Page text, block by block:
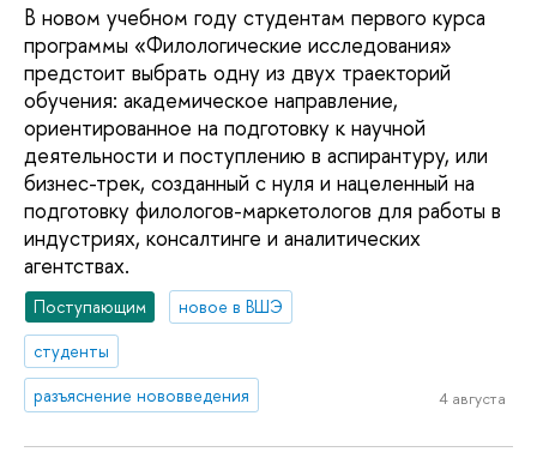
В новом учебном году студентам первого курса
программы «Филологические исследования»
предстоит выбрать одну из двух траекторий
обучения: академическое направление,
ориентированное на подготовку к научной
деятельности и поступлению в аспирантуру, или
бизнес-трек, созданный с нуля и нацеленный на
подготовку филологов-маркетологов для работы в
индустриях, консалтинге и аналитических
агентствах.
Поступающим
новое в ВШЭ
студенты
разъяснение нововведения
4 августа